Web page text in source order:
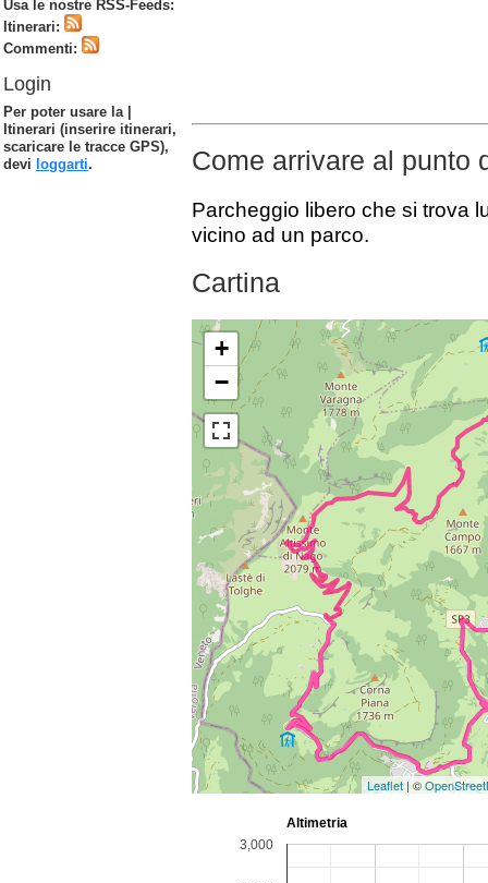
Come arrivare al punto
Parcheggio libero che si trova
vicino ad un parco.
Cartina
+
−
Leaflet| ©
Usa le nostre RSS-Feeds:
Itinerari:
Commenti:
Login
Per poter usare la |
Itinerari (inserire itinerari,
scaricare le tracce GPS),
devi loggarti.